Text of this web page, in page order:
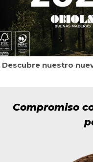
Descubre nuestro
Compromiso